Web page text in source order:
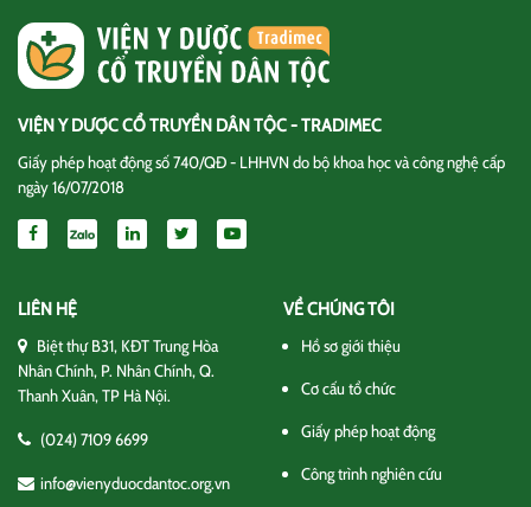
VIỆN Y DƯỢC CỔ TRUYỀN DÂN TỘC - TRADIMEC
Giấy phép hoạt động số 740/QĐ - LHHVN do bộ khoa học và công nghệ cấp
ngày 16/07/2018
LIÊN HỆ
Biệt thự B31, KĐT Trung Hòa
Nhân Chính, P. Nhân Chính, Q.
Thanh Xuân, TP Hà Nội.
(024) 7109 6699
info@vienyduocdantoc.org.vn
VỀ CHÚNG TÔI
Hồ sơ giới thiệu
Cơ cấu tổ chức
Giấy phép hoạt động
Công trình nghiên cứu